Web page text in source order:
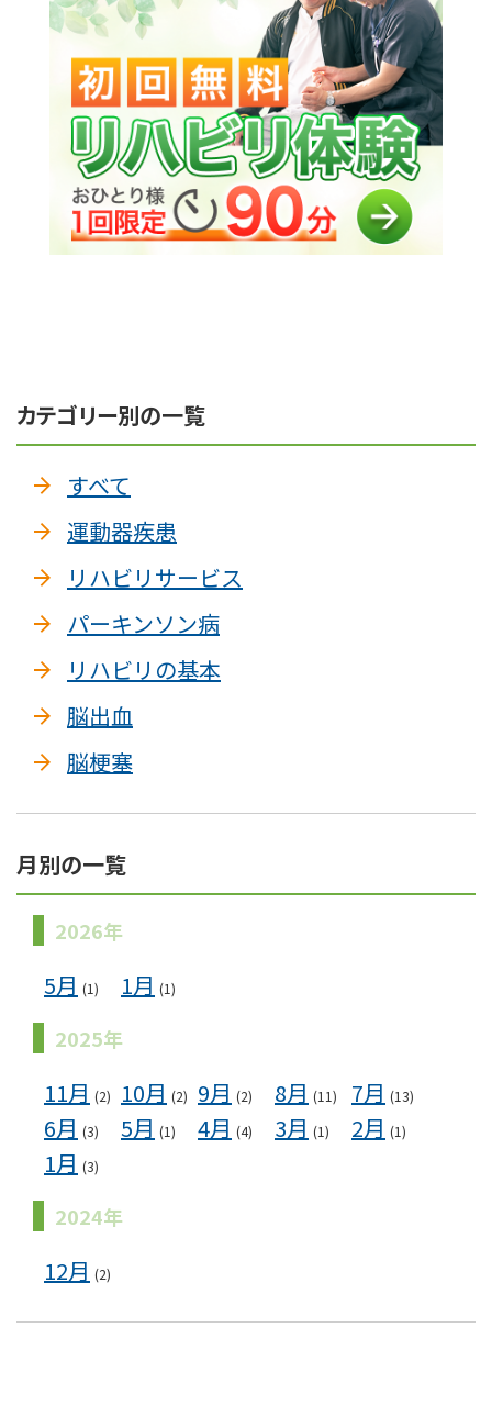
カテゴリー別の一覧
すべて
運動器疾患
リハビリサービス
パーキンソン病
リハビリの基本
脳出血
脳梗塞
月別の一覧
2026年
5月 (1) 1月 (1)
2025年
11月 (2) 10月 (2) 9月 (2) 8月 (11) 7月 (13)
6月 (3) 5月 (1) 4月 (4) 3月 (1) 2月 (1)
1月 (3)
2024年
12月 (2)